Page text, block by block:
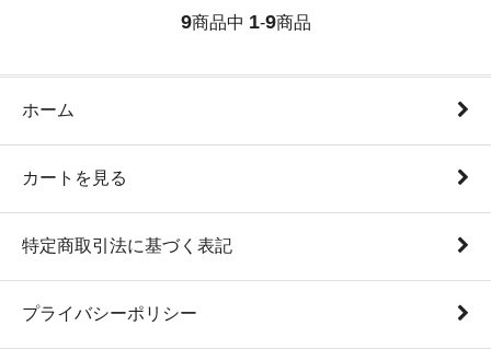
9商品中 1-9商品
ホーム
カートを見る
特定商取引法に基づく表記
プライバシーポリシー